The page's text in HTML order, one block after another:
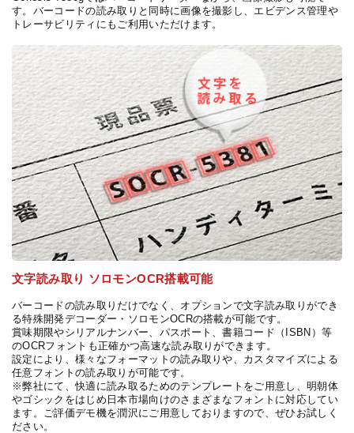
す。バーコードの読み取りと同時に画像を撮影し、エビデンス管理や
トレーサビリティにもご利用いただけます。
文字読み取り ソロモンOCR搭載可能
バーコードの読み取りだけでなく、オプションで文字読み取りができ
る特殊開発デコーダー・ソロモンOCRの搭載が可能です。
賞味期限やシリアルナンバー、パスポート、書籍コード（ISBN）等
のOCRフォントも正確かつ高速な読み取りができます。
設定により、様々なフォーマットの読み取りや、カスタマイズによる
任意フォントの読み取りが可能です。
※弊社にて、快適に読み取るためのテンプレートをご用意し、明朝体
やゴシックをはじめ日本市場向けのさまざまなフォントに対応してい
ます。ご評価デモ機を潤沢にご用意しておりますので、ぜひお試しく
ださい。